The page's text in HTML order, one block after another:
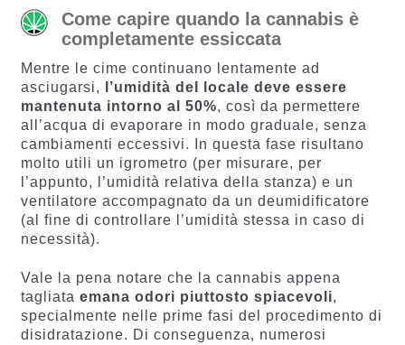
Come capire quando la cannabis è
completamente essiccata
Mentre le cime continuano lentamente ad
asciugarsi,
l’umidità del locale deve essere
mantenuta intorno al 50%, così da permettere
all’acqua di evaporare in modo graduale, senza
cambiamenti eccessivi. In questa fase risultano
molto utili un igrometro (per misurare, per
l’appunto, l’umidità relativa della stanza) e un
ventilatore accompagnato da un deumidificatore
(al fine di controllare l’umidità stessa in caso di
necessità).
Vale la pena notare che la cannabis appena
tagliata emana odori piuttosto spiacevoli,
specialmente nelle prime fasi del procedimento di
disidratazione. Di conseguenza, numerosi